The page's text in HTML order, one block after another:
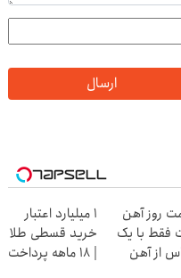
ارسال
روز آهن
فقط با یک
از آهن
۱ میلیارد اعتبار
خرید قسطی طلا
| ۱۸ ماهه پرداخت